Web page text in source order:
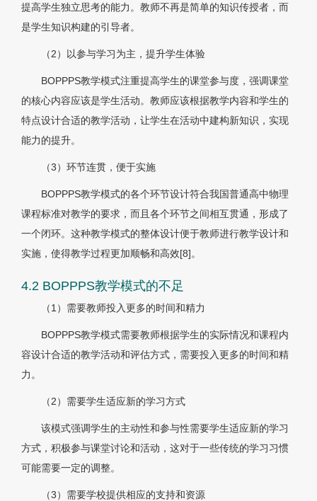
提高学生独立思考的能力。教师不再是简单的知识传授者，而
是学生知识构建的引导者。
（2）以参与学习为主，提升学生体验
BOPPPS教学模式注重提高学生的课堂参与度，强调课堂
的核心内容应该是学生活动。教师应该根据教学内容和学生的
特点设计合适的教学活动，让学生在活动中建构新知识，实现
能力的提升。
（3）环节连贯，便于实施
BOPPPS教学模式的各个环节设计符合我国普通高中物理
课程标准对教学的要求，而且各个环节之间相互贯通，形成了
一个闭环。这种教学模式的整体设计便于教师进行教学设计和
实施，使得教学过程更加顺畅和高效[8]。
4.2 BOPPPS教学模式的不足
（1）需要教师投入更多的时间和精力
BOPPPS教学模式需要教师根据学生的实际情况和课程内
容设计合适的教学活动和评估方式，需要投入更多的时间和精
力。
（2）需要学生适应新的学习方式
该模式强调学生的主动性和参与性需要学生适应新的学习
方式，积极参与课堂讨论和活动，这对于一些传统的学习习惯
可能需要一定的调整。
（3）需要学校提供相应的支持和资源